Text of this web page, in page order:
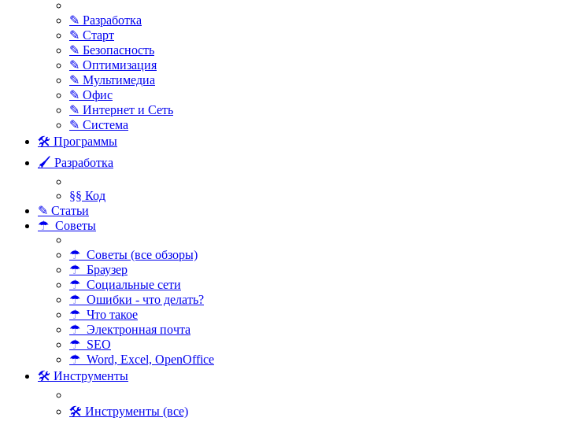
✎ Разработка
✎ Старт
✎ Безопасность
✎ Оптимизация
✎ Мультимедиа
✎ Офис
✎ Интернет и Сеть
✎ Система
🛠 Программы
🖌 Разработка
§§ Код
✎ Статьи
☂ Советы
☂ Советы (все обзоры)
☂ Браузер
☂ Социальные сети
☂ Ошибки - что делать?
☂ Что такое
☂ Электронная почта
☂ SEO
☂ Word, Excel, OpenOffice
🛠 Инструменты
🛠 Инструменты (все)